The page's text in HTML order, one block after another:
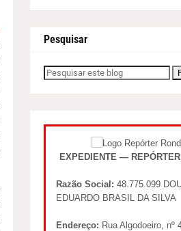
Pesquisar
EXPEDIENTE —
Razão Social: 48.775.099
EDUARDO BRASIL DA SILVA
Endereço: Rua Algodoeiro, nº